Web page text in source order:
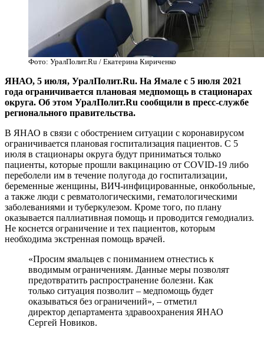
Фото: УралПолит.Ru / Екатерина Кириченко
​ЯНАО, 5 июля, УралПолит.Ru. На Ямале с 5 июля 2021
года ограничивается плановая медпомощь в стационарах
округа. Об этом УралПолит.Ru сообщили в пресс-службе
регионального правительства.
В ЯНАО в связи с обострением ситуации с коронавирусом
ограничивается плановая госпитализация пациентов. С 5
июля в стационары округа будут приниматься только
пациенты, которые прошли вакцинацию от COVID-19 либо
переболели им в течение полугода до госпитализации,
беременные женщины, ВИЧ-инфицированные, онкобольные,
а также люди с ревматологическими, гематологическими
заболеваниями и туберкулезом. Кроме того, по плану
оказывается паллиативная помощь и проводится гемодиализ.
Не коснется ограничение и тех пациентов, которым
необходима экстренная помощь врачей.
«Просим ямальцев с пониманием отнестись к
вводимым ограничениям. Данные меры позволят
предотвратить распространение болезни. Как
только ситуация позволит – медпомощь будет
оказываться без ограничений», – отметил
директор департамента здравоохранения ЯНАО
Сергей Новиков.